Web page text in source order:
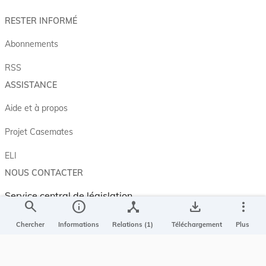
search
Chercher
info
Informations
device_hub
Relations (1)
save_alt
Téléchargement
more_vert
Plus
RESTER INFORMÉ
Abonnements
RSS
ASSISTANCE
Aide et à propos
Projet Casemates
ELI
NOUS CONTACTER
Service central de législation
5, rue Plaetis
L-2338 LUXEMBOURG